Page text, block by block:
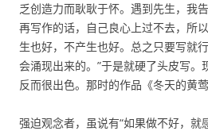
乏创造力而耿耿于怀。遇到先生，我
再写作的话，自己良心上过不去，所
生也好，不产生也好。总之只要写就
会涌现出来的。”于是就硬了头皮写。
反而很出色。那时的作品《冬天的黄
强迫观念者，虽说有“如果做不好，